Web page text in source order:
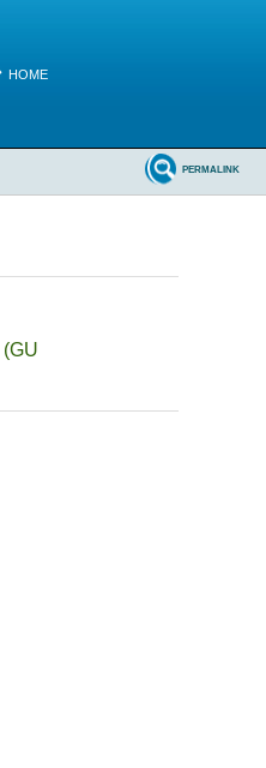
HOME
PERMALINK
(GU